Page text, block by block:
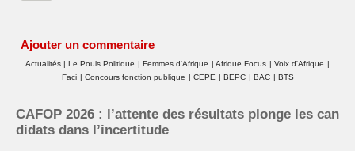
Ajouter un commentaire
Actualités | Le Pouls Politique | Femmes d'Afrique | Afrique Focus | Voix d'Afrique |
Faci | Concours fonction publique | CEPE | BEPC | BAC | BTS
CAFOP 2026 : l’attente des résultats plonge les can
didats dans l’incertitude